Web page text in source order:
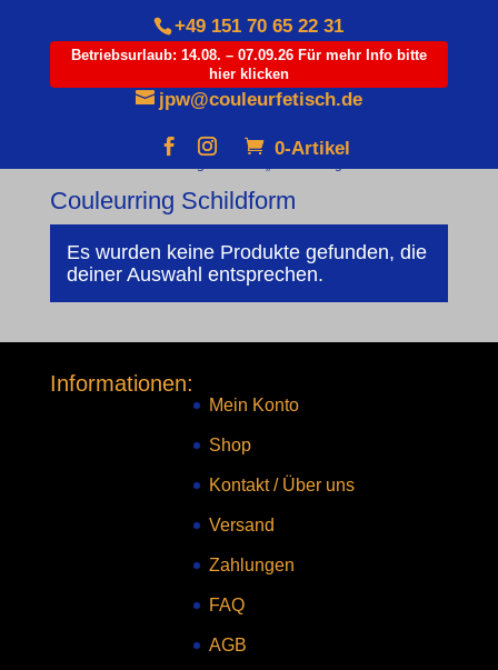
+49 151 70 65 22 31
Betriebsurlaub: 14.08. – 07.09.26 Für mehr Info bitte
hier klicken
jpw@couleurfetisch.de
0-Artikel
Products
Couleurring Schildform
Es wurden keine Produkte gefunden, die
deiner Auswahl entsprechen.
Informationen:
Mein Konto
Shop
Kontakt/ Über uns
Versand
Zahlungen
FAQ
AGB